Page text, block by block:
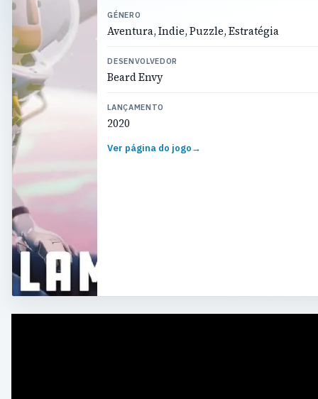
GÉNERO
Aventura, Indie, Puzzle, Estratégia
DESENVOLVEDOR
Beard Envy
LANÇAMENTO
2020
Ver página do jogo→